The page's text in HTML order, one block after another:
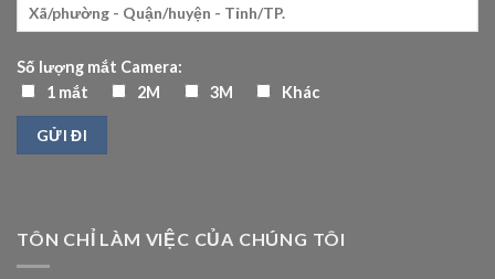
Số lượng mắt Camera:
1 mắt
2M 3M Khác
TÔN CHỈ LÀM VIỆC CỦA CHÚNG TÔI